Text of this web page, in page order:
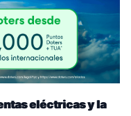
eléctricas y la